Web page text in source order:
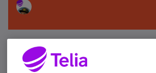
Älä jää paitsi – osallistu ja